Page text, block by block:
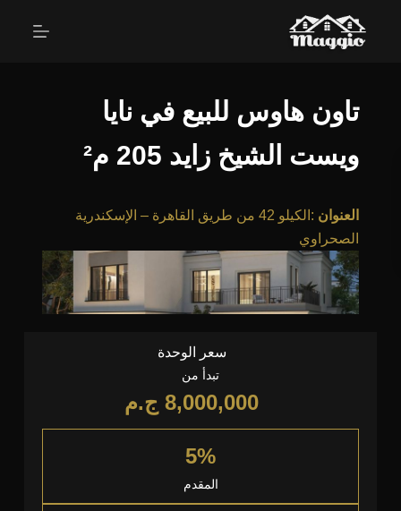
تاون هاوس للبيع في نايا
ويست الشيخ زايد 205 م²
العنوان :
الكيلو 42 من طريق القاهرة – الإسكندرية
الصحراوي
سعر الوحدة
تبدأ من
8,000,000 ج.م
5%
المقدم